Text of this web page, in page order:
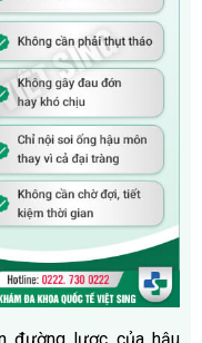
đường lược của hậu